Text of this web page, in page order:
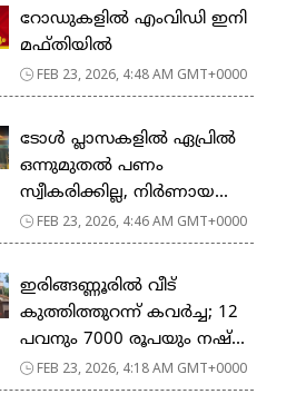
റോഡുകളില്‍ എംവിഡി ഇനി
മഫ്തിയില്‍
FEB 23, 2026, 4:48 AM GMT+0000
ടോള്‍ പ്ലാസകളില്‍ ഏപ്രില്‍
ഒന്നുമുതല്‍ പണം
സ്വീകരിക്കില്ല, നിര്‍ണായ...
FEB 23, 2026, 4:46 AM GMT+0000
ഇരിങ്ങണ്ണൂരിൽ വീട്
കുത്തിത്തുറന്ന് കവർച്ച; 12
പവനും 7000 രൂപയും നഷ്...
FEB 23, 2026, 4:18 AM GMT+0000